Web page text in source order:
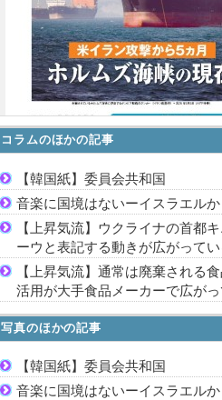
コラムのほかの記事
【韓国紙】委員会共和国
音楽に国境はないーイスラエルか
【上昇気流】ウクライナの首都
ーウと表記する動きが広がってい
【上昇気流】通常は廃棄される
活用が大手食品メーカーで広がっ
写真のほかの記事
【韓国紙】委員会共和国
音楽に国境はないーイスラエルか